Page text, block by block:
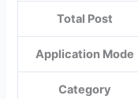
Total Post
Application Mode
Category